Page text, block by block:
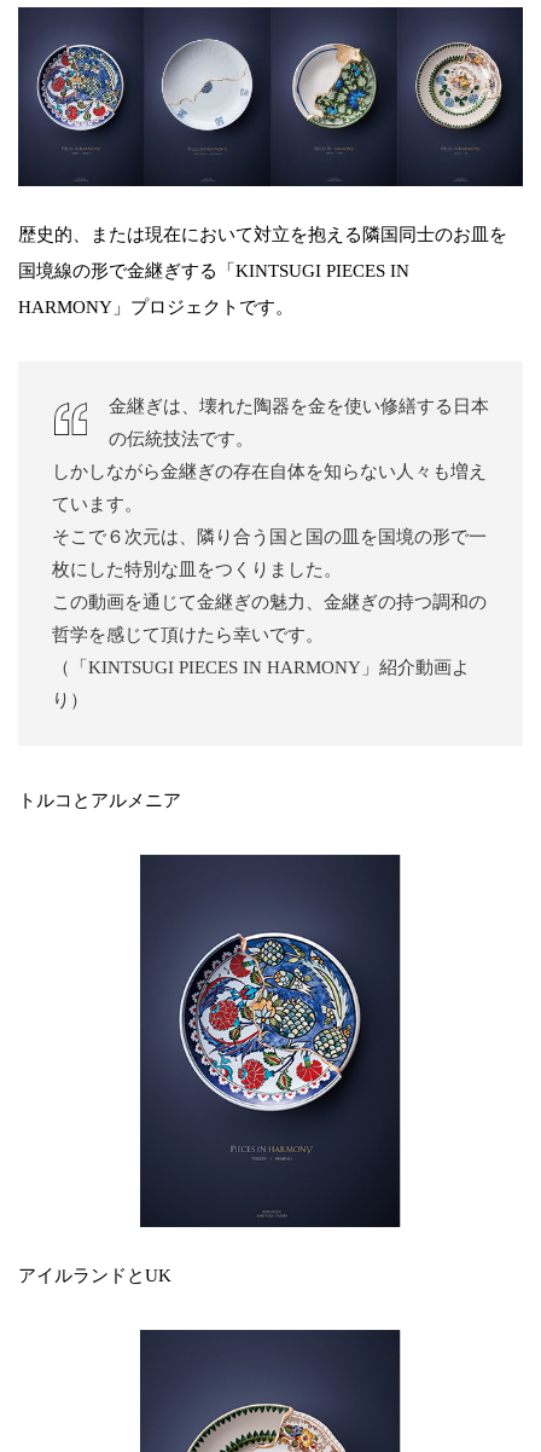
歴史的、または現在において対立を抱える隣国同士のお皿を
国境線の形で金継ぎする「KINTSUGI PIECES IN
HARMONY」プロジェクトです。
金継ぎは、壊れた陶器を金を使い修繕する日本
の伝統技法です。
しかしながら金継ぎの存在自体を知らない人々も増え
ています。
そこで６次元は、隣り合う国と国の皿を国境の形で一
枚にした特別な皿をつくりました。
この動画を通じて金継ぎの魅力、金継ぎの持つ調和の
哲学を感じて頂けたら幸いです。
（「KINTSUGI PIECES IN HARMONY」紹介動画よ
り）
トルコとアルメニア
アイルランドとUK